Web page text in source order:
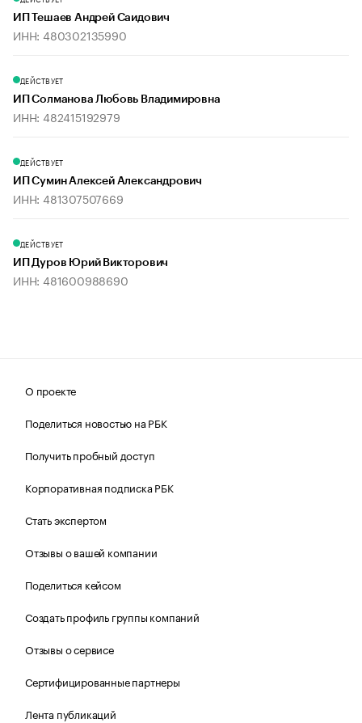
ИП Тешаев Андрей Саидович
ИНН: 480302135990
ДЕЙСТВУЕТ
ИП Солманова Любовь Владимировна
ИНН: 482415192979
ДЕЙСТВУЕТ
ИП Сумин Алексей Александрович
ИНН: 481307507669
ДЕЙСТВУЕТ
ИП Дуров Юрий Викторович
ИНН: 481600988690
О проекте
Поделиться новостью на РБК
Получить пробный доступ
Корпоративная подписка РБК
Стать экспертом
Отзывы о вашей компании
Поделиться кейсом
Создать профиль группы компаний
Отзывы о сервисе
Сертифицированные партнеры
Лента публикаций